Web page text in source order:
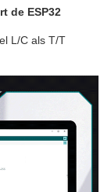
de ESP32
L/C als T/T